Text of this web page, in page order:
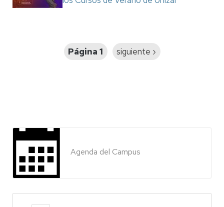
Página 1
Siguiente
siguiente ›
Agenda del Campus